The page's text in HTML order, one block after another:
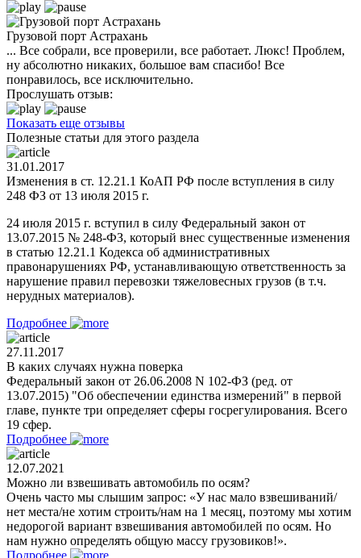
Грузовой порт Астрахань
... Все собрали, все проверили, все работает. Люкс! Проблем,
ну абсолютно никаких, большое вам спасибо! Все
понравилось, все исключительно.
Прослушать отзыв:
Показать еще отзывы
Полезные статьи для этого раздела
31.01.2017
Изменения в ст. 12.21.1 КоАП РФ после вступления в силу
248 ФЗ от 13 июля 2015 г.
24 июля 2015 г. вступил в силу Федеральный закон от
13.07.2015 № 248-ФЗ, который внес существенные изменения
в статью 12.21.1 Кодекса об административных
правонарушениях РФ, устанавливающую ответственность за
нарушение правил перевозки тяжеловесных грузов (в т.ч.
нерудных материалов).
Подробнее
27.11.2017
В каких случаях нужна поверка
Федеральный закон от 26.06.2008 N 102-ФЗ (ред. от
13.07.2015) "Об обеспечении единства измерений" в первой
главе, пункте три определяет сферы госрегулирования. Всего
19 сфер.
Подробнее
12.07.2021
Можно ли взвешивать автомобиль по осям?
Очень часто мы слышим запрос: «У нас мало взвешиваний/
нет места/не хотим строить/нам на 1 месяц, поэтому мы хотим
недорогой вариант взвешивания автомобилей по осям. Но
нам нужно определять общую массу грузовиков!».
Подробнее